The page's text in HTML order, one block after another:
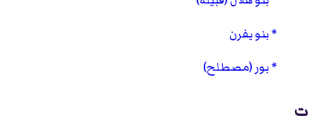
بنو يفرن
بور (مصطلح)